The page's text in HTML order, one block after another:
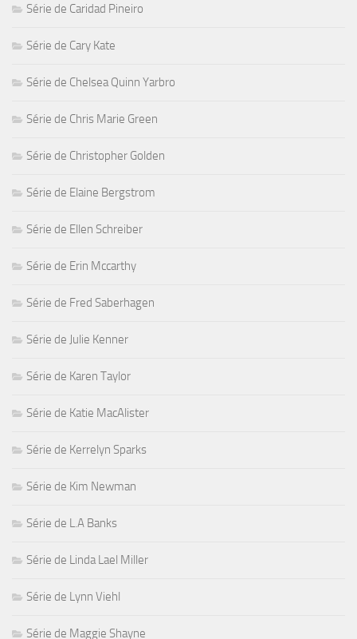
Série de Caridad Pineiro
Série de Cary Kate
Série de Chelsea Quinn Yarbro
Série de Chris Marie Green
Série de Christopher Golden
Série de Elaine Bergstrom
Série de Ellen Schreiber
Série de Erin Mccarthy
Série de Fred Saberhagen
Série de Julie Kenner
Série de Karen Taylor
Série de Katie MacAlister
Série de Kerrelyn Sparks
Série de Kim Newman
Série de L.A Banks
Série de Linda Lael Miller
Série de Lynn Viehl
Série de Maggie Shayne